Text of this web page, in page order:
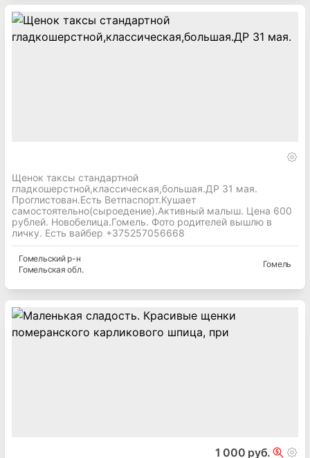
Щенок таксы стандартной
гладкошерстной,классическая,большая.ДР 31 мая.
Проглистован.Есть Ветпаспорт.Кушает
самостоятельно(сыроедение).Активный малыш. Цена 600
рублей. Новобелица.Гомель. Фото родителей вышлю в
личку. Есть вайбер +375257056668
Гомельскийр-н
Гомельская обл.
Гомель
1 000 руб.